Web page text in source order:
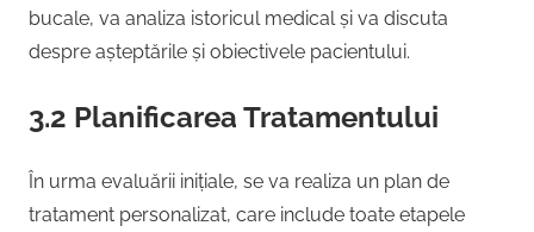
bucale, va analiza istoricul medical și va discuta
despre așteptările și obiectivele pacientului.
3.2 Planificarea Tratamentului
În urma evaluării inițiale, se va realiza un plan de
tratament personalizat, care include toate etapele